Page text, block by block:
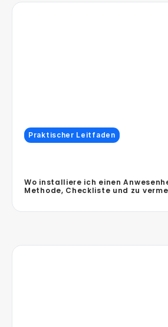
Praktischer Leitfaden
Wo installiere ich einen
Methode, Checkliste und zu